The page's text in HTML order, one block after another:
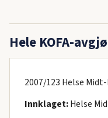
Hele KOFA-
2007/123 Helse
Innklaget:Helse